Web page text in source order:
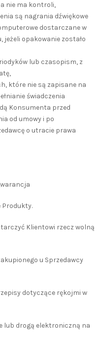
nie ma kontroli,
są nagrania dźwiękowe
dostarczane w
opakowanie zostało
lub czasopism, z
które nie są zapisane na
świadczenia
Konsumenta przed
od umowy i po
o utracie prawa
Produkty.
Klientowi rzecz wolną
u Sprzedawcy
dotyczące rękojmi w
lub drogą elektroniczną na